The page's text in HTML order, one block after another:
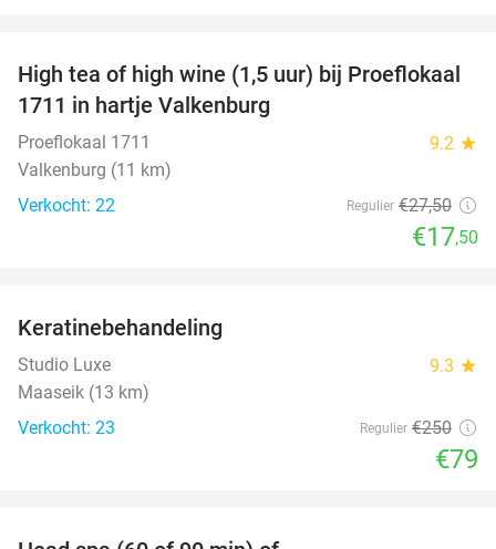
36%
High tea of high wine (1,5 uur) bij Proeflokaal
1711 in hartje Valkenburg
Proeflokaal 1711 9.2 star
Valkenburg (11 km)
Verkocht: 22
Regulier €27,50
€17,50
Keratinebehandeling
Studio Luxe 9.3 star
Maaseik (13 km)
Verkocht: 23
Regulier €250
€79